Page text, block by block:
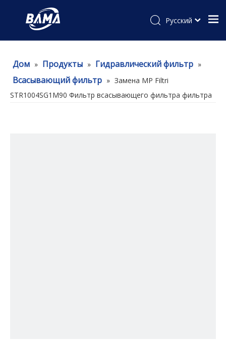
Pусский
Дом » Продукты » Гидравлический фильтр »
Всасывающий фильтр » Замена MP Filtri
STR1004SG1M90 Фильтр всасывающего фильтра фильтра